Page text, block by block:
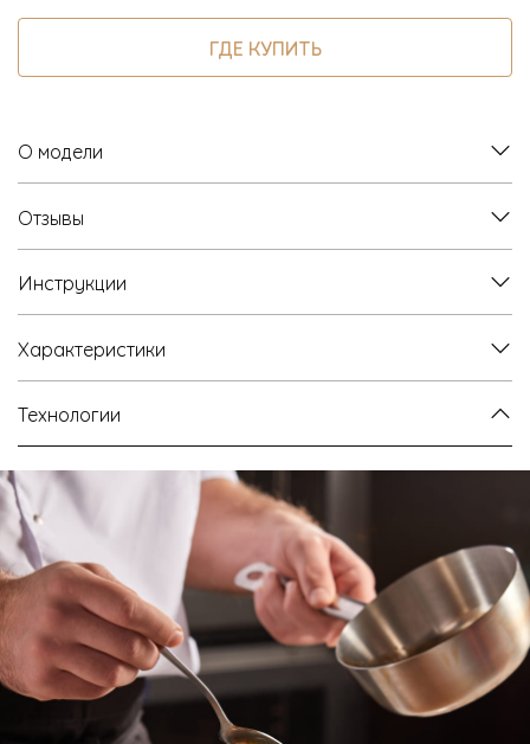
ГДЕ КУПИТЬ
О модели
Отзывы
Инструкции
Характеристики
Технологии